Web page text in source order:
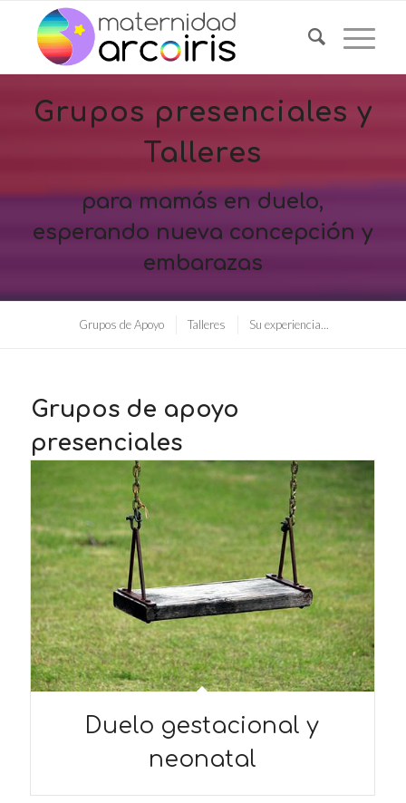
Grupos presenciales y
Talleres
para mamás en duelo,
esperando nueva concepción y
embarazas
Grupos de Apoyo Talleres Su experiencia...
Grupos de apoyo
presenciales
Duelo gestacional y
neonatal